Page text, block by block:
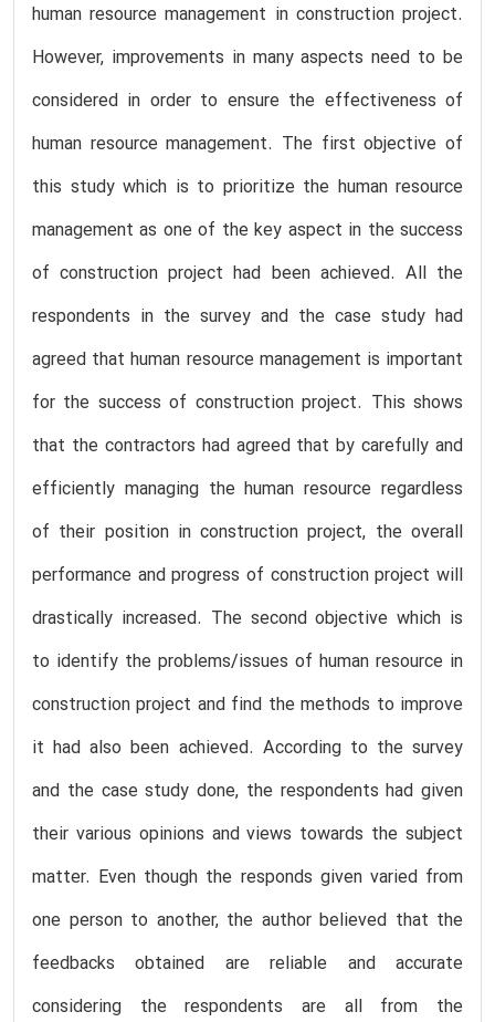
human resource management in construction project.
However, improvements in many aspects need to be
considered in order to ensure the effectiveness of
human resource management. The first objective of
this study which is to prioritize the human resource
management as one of the key aspect in the success
of construction project had been achieved. All the
respondents in the survey and the case study had
agreed that human resource management is important
for the success of construction project. This shows
that the contractors had agreed that by carefully and
efficiently managing the human resource regardless
of their position in construction project, the overall
performance and progress of construction project will
drastically increased. The second objective which is
to identify the problems/issues of human resource in
construction project and find the methods to improve
it had also been achieved. According to the survey
and the case study done, the respondents had given
their various opinions and views towards the subject
matter. Even though the responds given varied from
one person to another, the author believed that the
feedbacks obtained are reliable and accurate
considering the respondents are all from the